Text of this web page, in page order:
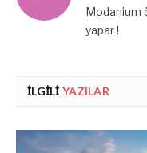
Modanium
yapar !
İLGILI YAZILAR